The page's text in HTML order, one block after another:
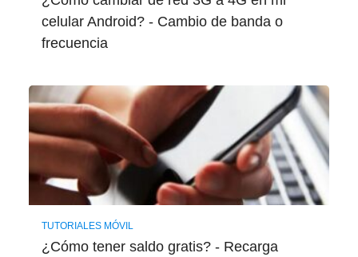
celular Android? - Cambio de banda o
frecuencia
TUTORIALES MÓVIL
¿Cómo tener saldo gratis? - Recarga